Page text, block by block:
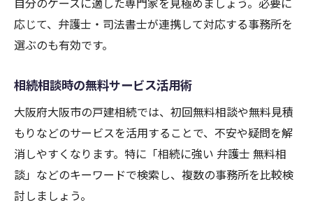
応じて、弁護士・司法書士が連携して対応する事務所を
選ぶのも有効です。
相続相談時の無料サービス活用術
大阪府大阪市の戸建相続では、初回無料相談や無料見積
もりなどのサービスを活用することで、不安や疑問を解
消しやすくなります。特に「相続に強い 弁護士 無料相
談」などのキーワードで検索し、複数の事務所を比較検
討しましょう。